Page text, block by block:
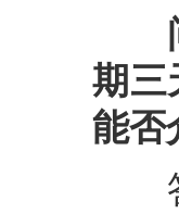
期三
能否
答